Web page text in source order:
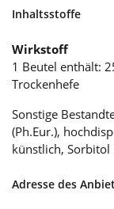
Inhaltsstoffe
Wirkstoff
1 Beutel enthält:
Trockenhefe
Sonstige
(Ph.Eur.),
künstlich, Sorbitol
Adresse des